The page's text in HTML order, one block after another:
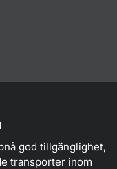
god tillgänglighet,
transporter inom